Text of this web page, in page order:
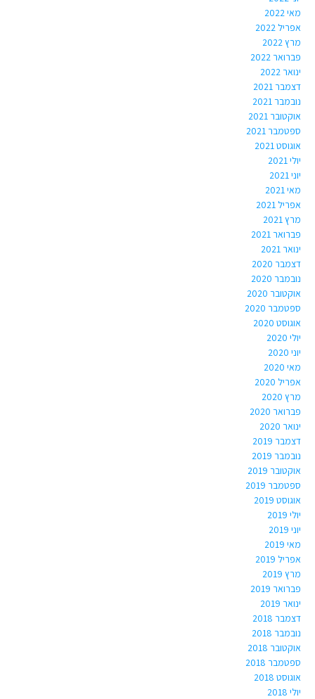
מאי 2022
אפריל 2022
מרץ 2022
פברואר 2022
ינואר 2022
דצמבר 2021
נובמבר 2021
אוקטובר 2021
ספטמבר 2021
אוגוסט 2021
יולי 2021
יוני 2021
מאי 2021
אפריל 2021
מרץ 2021
פברואר 2021
ינואר 2021
דצמבר 2020
נובמבר 2020
אוקטובר 2020
ספטמבר 2020
אוגוסט 2020
יולי 2020
יוני 2020
מאי 2020
אפריל 2020
מרץ 2020
פברואר 2020
ינואר 2020
דצמבר 2019
נובמבר 2019
אוקטובר 2019
ספטמבר 2019
אוגוסט 2019
יולי 2019
יוני 2019
מאי 2019
אפריל 2019
מרץ 2019
פברואר 2019
ינואר 2019
דצמבר 2018
נובמבר 2018
אוקטובר 2018
ספטמבר 2018
אוגוסט 2018
יולי 2018